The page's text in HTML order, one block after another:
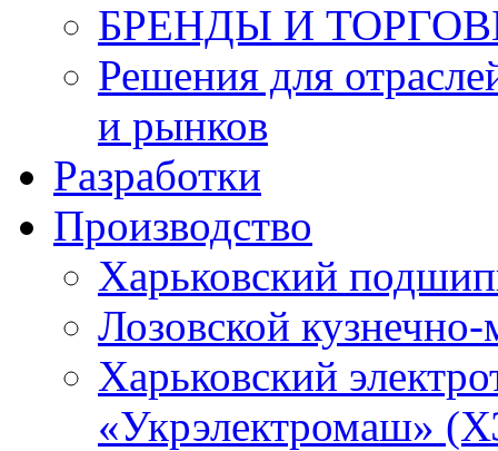
БРЕНДЫ И
Решения для
и рынков
Разработки
Производство
Харьковский
Лозовской
Харьковский
«Укрэлектромаш»